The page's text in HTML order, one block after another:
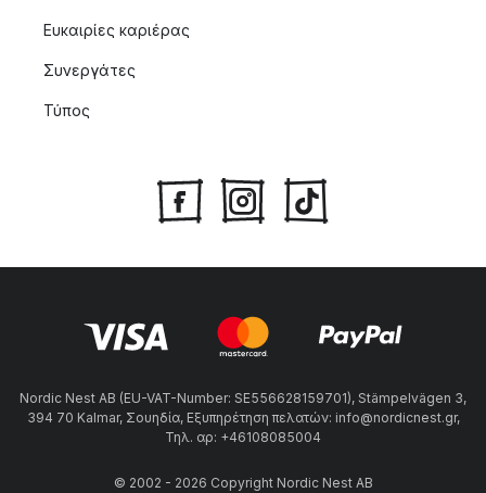
Ευκαιρίες καριέρας
Συνεργάτες
Τύπος
Nordic Nest AB (EU-VAT-Number: SE556628159701), Stämpelvägen 3,
394 70 Kalmar, Σουηδία, Εξυπηρέτηση πελατών: info@nordicnest.gr,
Τηλ. αρ: +46108085004
© 2002 - 2026 Copyright Nordic Nest AB